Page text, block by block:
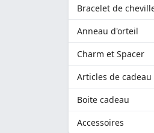
Bracelet de
Anneau d'orteil
Charm et Spacer
Articles de cadeau
Boite cadeau
Accessoires